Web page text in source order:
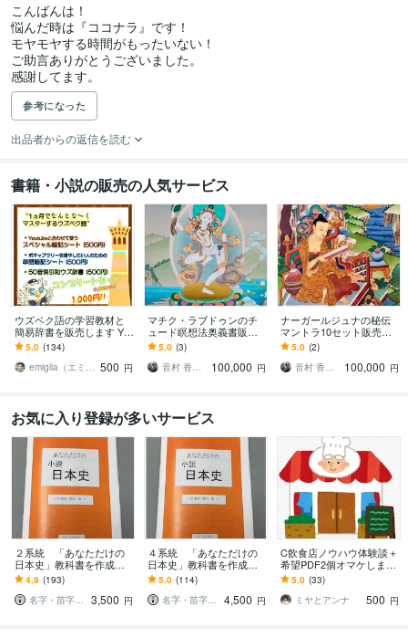
こんばんは！
悩んだ時は『ココナラ』です！
モヤモヤする時間がもったいない！
ご助言ありがとうございました。
感謝してます。
参考になった
出品者からの返信を読む
書籍・小説の販売の人気サービス
ウズベク語の学習教材と
簡易辞書を販売します Yo
uTubeのウズベク語講座の
学習をサポート！旅行に
も！
5.0 (134)
emiglia（エミリア） 500 円
マチク・ラブドゥンのチ
ュード瞑想法奥義書販売
します 悪業を浄め、執着
を断ち、悟りへの智慧を
ひらく秘伝書
5.0 (3)
音村 香助（ｵﾄﾑﾗ ｷｮｳｽｹ）
100,000 円
ナーガールジュナの秘伝
マントラ10セット販売し
ます ナーガールジュナ
（龍樹）伝承の神秘なる
密教マントラ10種
5.0 (2)
音村 香助（ｵﾄﾑﾗ ｷｮｳｽｹ）
100,000 円
お気に入り登録が多いサービス
２系統 「あなただけの
日本史」教科書を作成し
ます あなたのルーツを日
本史に！～１０００年の
物語～ 父母２系統
4.9 (193)
名字・苗字研究
3,500 円
４系統 「あなただけの
日本史」教科書を作成し
ます あなたのルーツを日
本史に！祖父母・父母４
系統版
5.0 (114)
名字・苗字研究
4,500 円
C飲食店ノウハウ体験談＋
希望PDF2個オマケします
Kindle元ネタ含むピーク時
飲食店儲かるor改善情報3
件
5.0 (33)
ミヤとアンナ
500 円